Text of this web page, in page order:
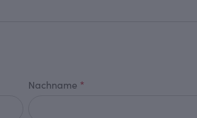
Nachname *